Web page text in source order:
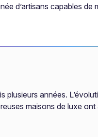
d’artisans capables de
années.
maisons de luxe